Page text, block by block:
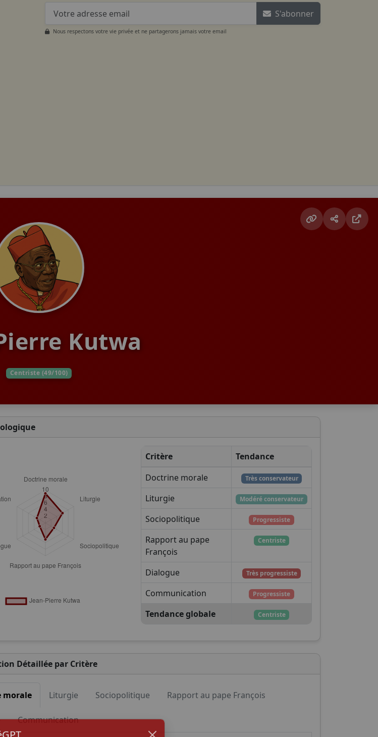
S'abonner
Nous respectons votre vie privée et ne partagerons jamais votre email
Kutwa
Centriste (49/100)
Critère
Tendance
Doctrine morale
Très conservateur
Liturgie Modéré conservateur
Sociopolitique Progressiste
Rapport au pape
François
Centriste
Dialogue Très progressiste
Communication Progressiste
Tendance globale Centriste
Détaillée par Critère
morale Liturgie Sociopolitique Rapport au pape François
Communication